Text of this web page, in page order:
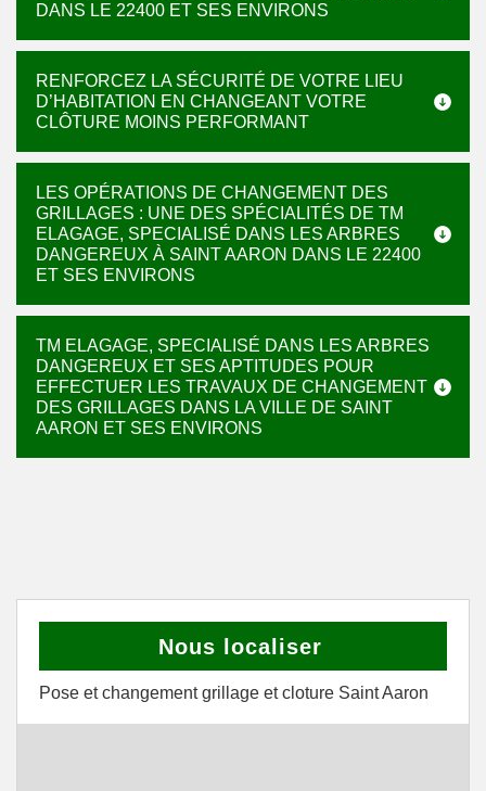
DANS LE 22400 ET SES ENVIRONS
RENFORCEZ LA SÉCURITÉ DE VOTRE LIEU
D’HABITATION EN CHANGEANT VOTRE
CLÔTURE MOINS PERFORMANT
LES OPÉRATIONS DE CHANGEMENT DES
GRILLAGES : UNE DES SPÉCIALITÉS DE TM
ELAGAGE, SPECIALISÉ DANS LES ARBRES
DANGEREUX À SAINT AARON DANS LE 22400
ET SES ENVIRONS
TM ELAGAGE, SPECIALISÉ DANS LES ARBRES
DANGEREUX ET SES APTITUDES POUR
EFFECTUER LES TRAVAUX DE CHANGEMENT
DES GRILLAGES DANS LA VILLE DE SAINT
AARON ET SES ENVIRONS
Nous localiser
Pose et changement grillage et cloture Saint Aaron